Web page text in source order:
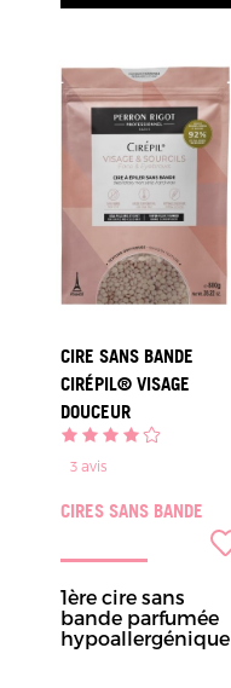
CIRE SANS BANDE
CIRÉPIL® VISAGE
DOUCEUR
3 avis
CIRES SANS BANDE
1ère cire sans
bande parfumée
hypoallergénique